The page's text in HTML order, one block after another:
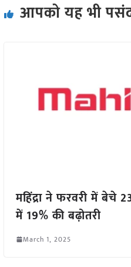
आपको यह भी
महिंद्रा ने फरवरी में बेचे
में 19% की बढ़ोतरी
March 1, 2025